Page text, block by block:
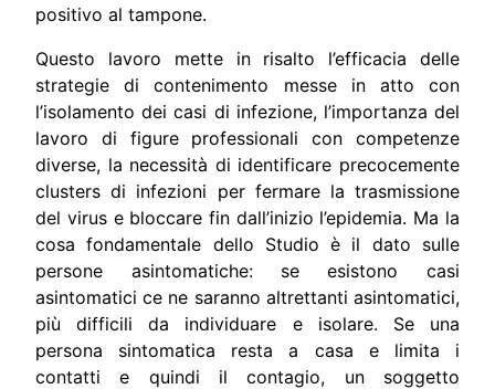
positivo al tampone.
Questo lavoro mette in risalto l’efficacia delle
strategie di contenimento messe in atto con
l’isolamento dei casi di infezione, l’importanza del
lavoro di figure professionali con competenze
diverse, la necessità di identificare precocemente
clusters di infezioni per fermare la trasmissione
del virus e bloccare fin dall’inizio l’epidemia. Ma la
cosa fondamentale dello Studio è il dato sulle
persone asintomatiche: se esistono casi
asintomatici ce ne saranno altrettanti asintomatici,
più difficili da individuare e isolare. Se una
persona sintomatica resta a casa e limita i
contatti e quindi il contagio, un soggetto